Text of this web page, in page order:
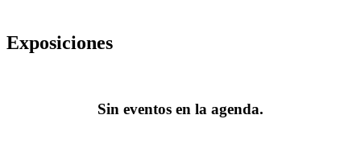
Exposiciones
Sin eventos en la agenda.